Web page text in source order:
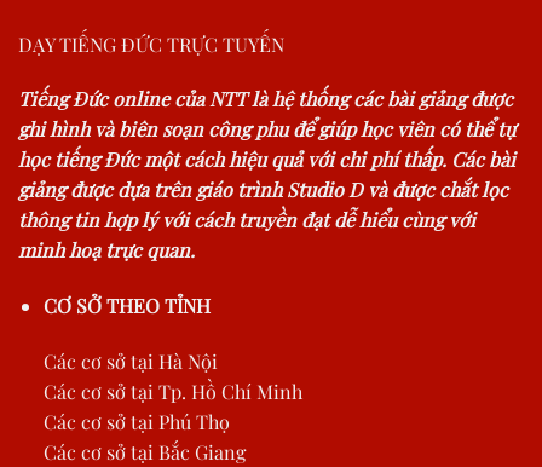
DẠY TIẾNG ĐỨC TRỰC TUYẾN
Tiếng Đức online của NTT là hệ thống các bài giảng được
ghi hình và biên soạn công phu để giúp học viên có thể tự
học tiếng Đức một cách hiệu quả với chi phí thấp. Các bài
giảng được dựa trên giáo trình Studio D và được chắt lọc
thông tin hợp lý với cách truyền đạt dễ hiểu cùng với
minh hoạ trực quan.
CƠ SỞ THEO TỈNH
Các cơ sở tại Hà Nội
Các cơ sở tại Tp. Hồ Chí Minh
Các cơ sở tại Phú Thọ
Các cơ sở tại Bắc Giang